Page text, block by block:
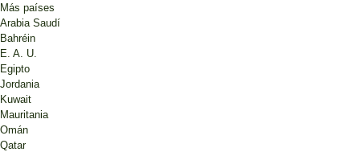
Más países
Arabia Saudí
Bahréin
E. A. U.
Egipto
Jordania
Kuwait
Mauritania
Omán
Qatar